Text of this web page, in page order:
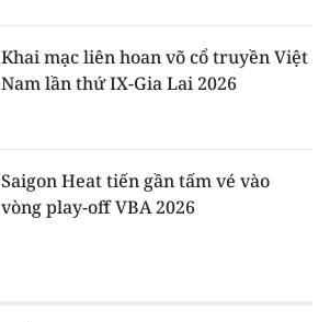
Khai mạc liên hoan võ cổ truyền Việt
Nam lần thứ IX-Gia Lai 2026
Saigon Heat tiến gần tấm vé vào
vòng play-off VBA 2026